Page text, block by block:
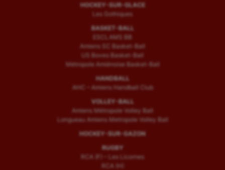
HOCKEY-SUR-GLACE
Les Gothiques
BASKET-BALL
ESCLAMS BB
Amiens SC Basket-Ball
US Boves Basket-Ball
Métropole Amiénoise Basket-Ball
HANDBALL
AHC – Amiens Handball Club
VOLLEY-BALL
Amiens Métropole Volley Ball
Longueau Amiens Metropole Volley Ball
HOCKEY-SUR-GAZON
RUGBY
RCA (F) – Les Licornes
RCA (H)